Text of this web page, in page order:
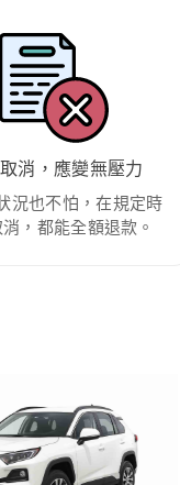
消，應變無壓力
況也不怕，在規定時
，都能全額退款。